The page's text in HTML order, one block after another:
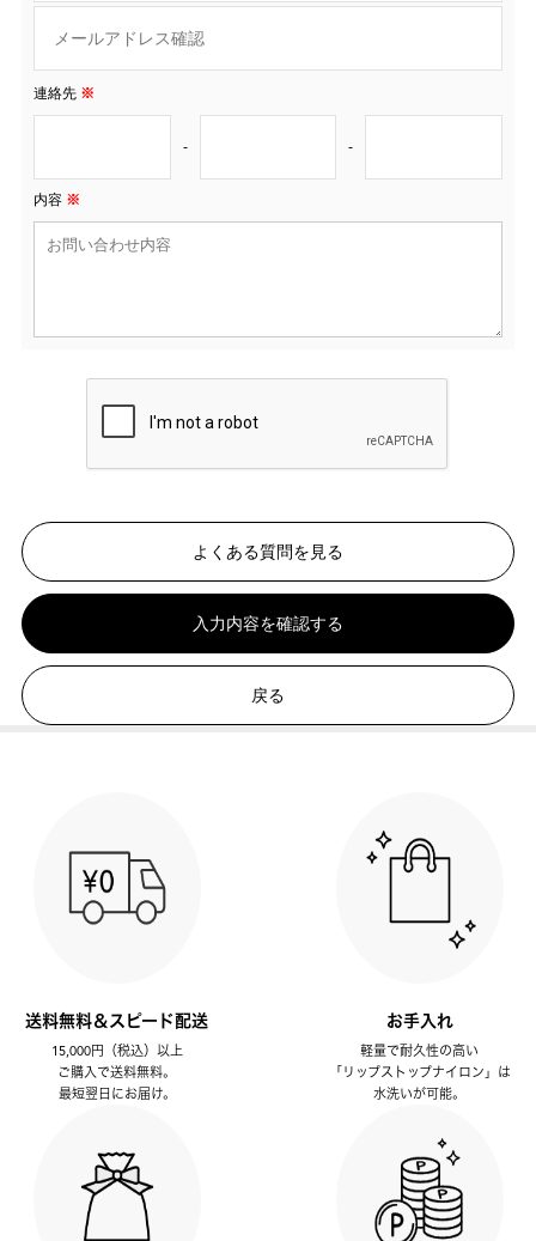
連絡先 ※
- -
内容 ※
よくある質問を見る
入力内容を確認する
戻る
送料無料＆スピード配送
15,000円（税込）以上
ご購入で送料無料。
最短翌日にお届け。
お手入れ
軽量で耐久性の高い
「リップストップナイロン」は
水洗いが可能。